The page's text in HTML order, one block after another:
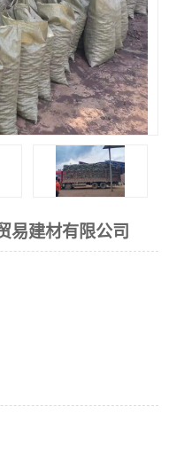
易建材有限公司